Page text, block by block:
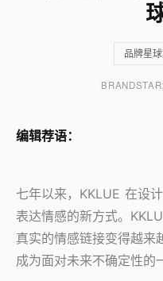
品牌星球
BRANDSTAR
编辑荐语：
七年以来，KKLUE 在设
表达情感的新方式。
真实的情感链接变得越来
成为面对未来不确定性的